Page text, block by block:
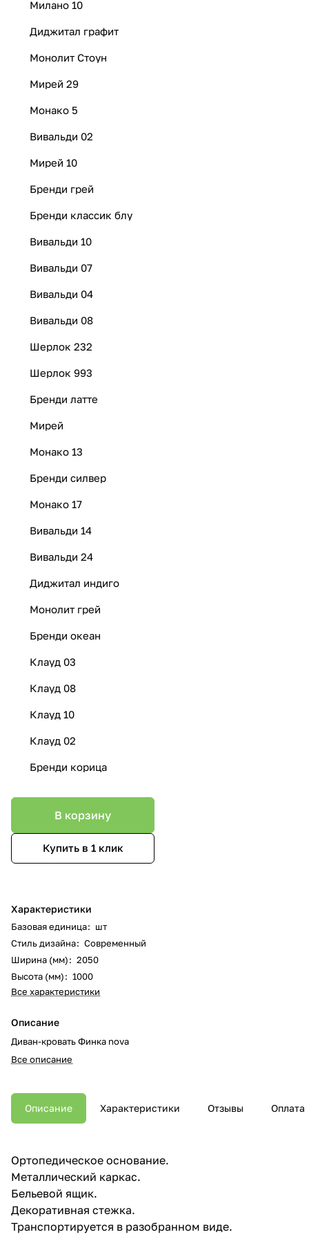
Милано 10
Диджитал графит
Монолит Стоун
Мирей 29
Монако 5
Вивальди 02
Мирей 10
Бренди грей
Бренди классик блу
Вивальди 10
Вивальди 07
Вивальди 04
Вивальди 08
Шерлок 232
Шерлок 993
Бренди латте
Мирей
Монако 13
Бренди силвер
Монако 17
Вивальди 14
Вивальди 24
Диджитал индиго
Монолит грей
Бренди океан
Клауд 03
Клауд 08
Клауд 10
Клауд 02
Бренди корица
В корзину
Купить в 1 клик
Характеристики
Базовая единица: шт
Стиль дизайна: Современный
Ширина (мм): 2050
Высота (мм): 1000
Все характеристики
Описание
Диван-кровать Финка nova
Все описание
Описание Характеристики Отзывы Оплата
Ортопедическое основание.
Металлический каркас.
Бельевой ящик.
Декоративная стежка.
Транспортируется в разобранном виде.